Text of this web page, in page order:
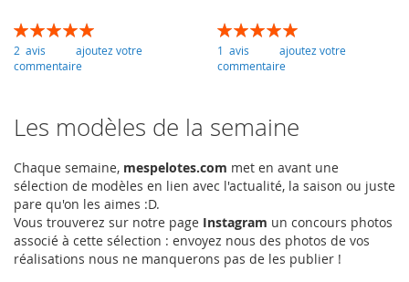
Évaluation:
100
% of100
2 avis
ajoutez votre
commentaire
Évaluation:
100
% of100
1 avis
ajoutez votre
commentaire
Les modèles de la semaine
Chaque semaine, mespelotes.com met en avant une
sélection de modèles en lien avec l'actualité, la saison ou juste
pare qu'on les aimes :D.
Vous trouverez sur notre page Instagram un concours photos
associé à cette sélection : envoyez nous des photos de vos
réalisations nous ne manquerons pas de les publier !